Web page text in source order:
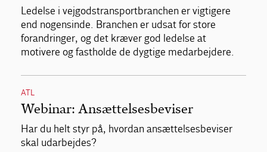
Ledelse i vejgodstransportbranchen er vigtigere
end nogensinde. Branchen er udsat for store
forandringer, og det kræver god ledelse at
motivere og fastholde de dygtige medarbejdere.
ATL
Webinar: Ansættelsesbeviser
Har du helt styr på, hvordan ansættelsesbeviser
skal udarbejdes?